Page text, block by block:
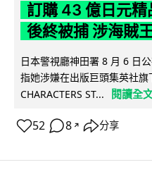
訂購 43 億日元精
後終被捕 涉海賊
日本警視廳神田署 8 月 6 日
指她涉嫌在出版巨頭集英社旗
CHARACTERS ST...
閱讀全
52 8 ↗ 分享